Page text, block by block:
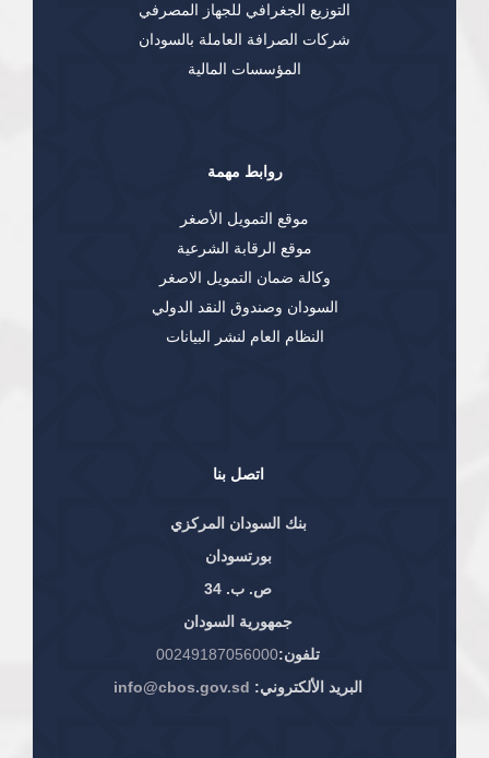
اتصل بنا
بنك السودان المركزي
بورتسودان
ص. ب. 34
جمهورية السودان
تلفون:00249187056000
البريد الألكتروني: info@cbos.gov.sd
التوزيع الجغرافي للجهاز المصرفي
شركات الصرافة العاملة بالسودان
المؤسسات المالية
روابط مهمة
موقع التمويل الأصغر
موقع الرقابة الشرعية
وكالة ضمان التمويل الاصغر
السودان وصندوق النقد الدولي
النظام العام لنشر البيانات